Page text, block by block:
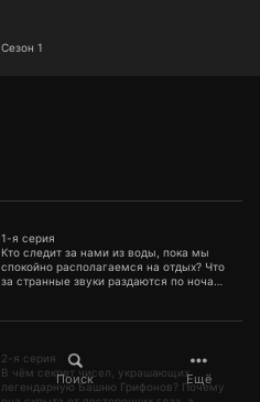
Поиск Ещё
Сезон 1
1-я серия
Кто следит за нами из воды, пока мы
спокойно располагаемся на отдых? Что
за странные звуки раздаются по ночам
правда ли, что Несси заплывает на
2-я серия
В чём секрет чисел, украшающих
легендарную Башню Грифонов? Почему